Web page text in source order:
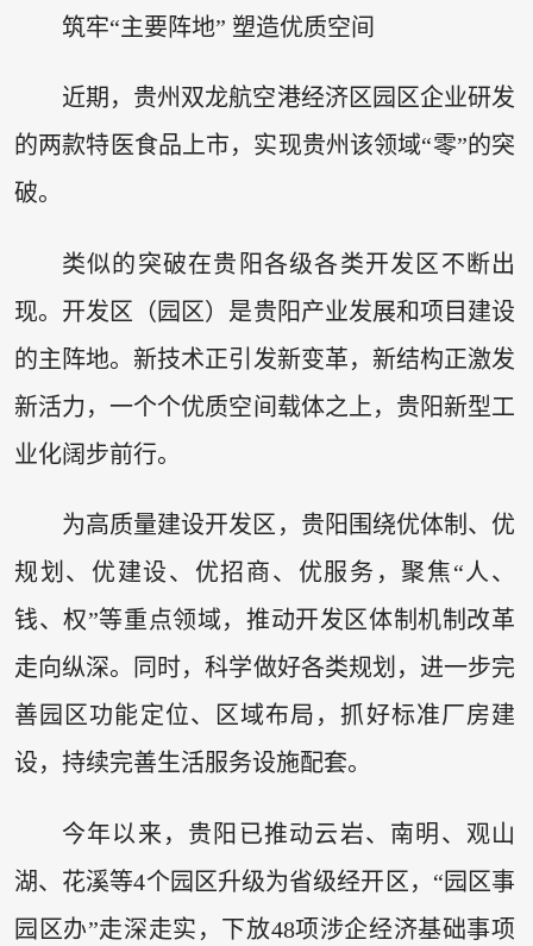
筑牢“主要阵地” 塑造优质空间
近期，贵州双龙航空港经济区园区企业研发
的两款特医食品上市，实现贵州该领域“零”的突
破。
类似的突破在贵阳各级各类开发区不断出
现。开发区（园区）是贵阳产业发展和项目建设
的主阵地。新技术正引发新变革，新结构正激发
新活力，一个个优质空间载体之上，贵阳新型工
业化阔步前行。
为高质量建设开发区，贵阳围绕优体制、优
规划、优建设、优招商、优服务，聚焦“人、
钱、权”等重点领域，推动开发区体制机制改革
走向纵深。同时，科学做好各类规划，进一步完
善园区功能定位、区域布局，抓好标准厂房建
设，持续完善生活服务设施配套。
今年以来，贵阳已推动云岩、南明、观山
湖、花溪等4个园区升级为省级经开区，“园区事
园区办”走深走实，下放48项涉企经济基础事项